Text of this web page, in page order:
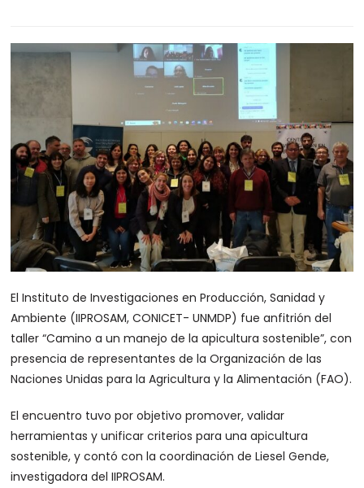
El Instituto de Investigaciones en Producción, Sanidad y
Ambiente (IIPROSAM, CONICET- UNMDP) fue anfitrión del
taller “Camino a un manejo de la apicultura sostenible”, con
presencia de representantes de la Organización de las
Naciones Unidas para la Agricultura y la Alimentación (FAO).
El encuentro tuvo por objetivo promover, validar
herramientas y unificar criterios para una apicultura
sostenible, y contó con la coordinación de Liesel Gende,
investigadora del IIPROSAM.